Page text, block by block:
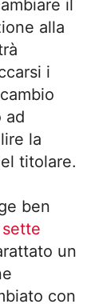
il
alla
i
ad
la
titolare.
ben
sette
un
con